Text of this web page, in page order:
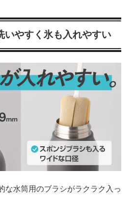
やすく氷も入れやすい
な水筒用のブラシがラクラク入っ